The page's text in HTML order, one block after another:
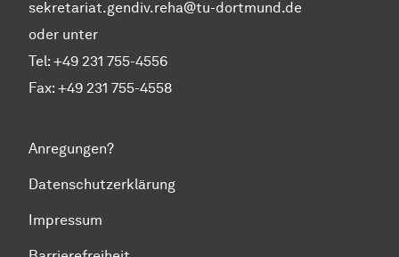
sekretariat.gendiv.reha@tu-dortmund.de
oder unter
Tel: +49 231 755-4556
Fax: +49 231 755-4558
Anregungen?
Datenschutzerklärung
Impressum